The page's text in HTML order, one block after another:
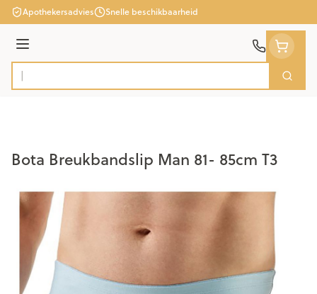
Ga naar de inhoud
Apothekersadvies Snelle beschikbaarheid
Menu
Product, merk, categorie...
Zoek
Bota Breukbandslip Man 81- 85cm T3